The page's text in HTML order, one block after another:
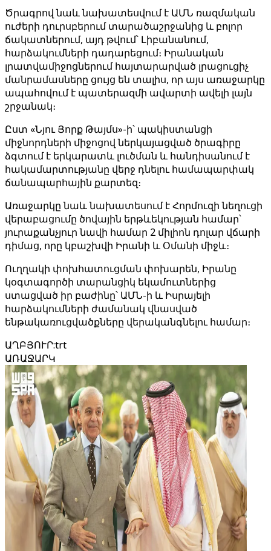
Ծրագրով նաև նախատեսվում է ԱՄՆ ռազմական
ուժերի դուրսբերում տարածաշրջանից և բոլոր
ճակատներում, այդ թվում՝ Լիբանանում,
հարձակումների դադարեցում։ Իրանական
լրատվամիջոցներում հայտարարված լրացուցիչ
մանրամասները ցույց են տալիս, որ այս առաջարկը
ապահովում է պատերազմի ավարտի ավելի լայն
շրջանակ։
Ըստ «Նյու Յորք Թայմս»-ի՝ պակիստանցի
միջնորդների միջոցով ներկայացված ծրագիրը
ձգտում է երկարատև լուծման և հանդիսանում է
հակամարտությանը վերջ դնելու համապարփակ
ճանապարհային քարտեզ։
Առաջարկը նաև նախատեսում է Հորմուզի նեղուցի
վերաբացումը ծովային երթևեկության համար՝
յուրաքանչյուր նավի համար 2 միլիոն դոլար վճարի
դիմաց, որը կբաշխվի Իրանի և Օմանի միջև։
Ուղղակի փոխհատուցման փոխարեն, Իրանը
կօգտագործի տարանցիկ եկամուտներից
ստացված իր բաժինը՝ ԱՄՆ-ի և Իսրայելի
հարձակումների ժամանակ վնասված
ենթակառուցվածքները վերականգնելու համար։
ԱՂԲՅՈՒՐ:trt
ԱՌԱՋԱՐԿ